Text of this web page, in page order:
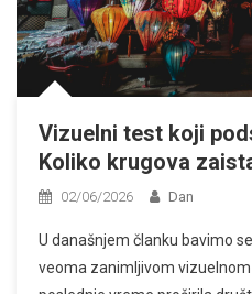
Vizuelni test koji
Koliko krugova
02/06/2026 Dan
U današnjem članku bavimo
veoma zanimljivom